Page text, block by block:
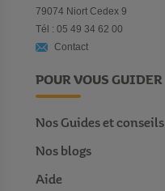
79074 Niort Cedex 9
Tél : 05 49 34 62 00
Contact
POUR VOUS GUIDER
Nos Guides et conseils
Nos blogs
Aide